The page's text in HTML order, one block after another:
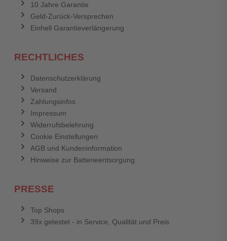
10 Jahre Garantie
Geld-Zurück-Versprechen
Einhell Garantieverlängerung
RECHTLICHES
Datenschutzerklärung
Versand
Zahlungsinfos
Impressum
Widerrufsbelehrung
Cookie Einstellungen
AGB und Kundeninformation
Hinweise zur Batterieentsorgung
PRESSE
Top Shops
39x getestet - in Service, Qualität und Preis